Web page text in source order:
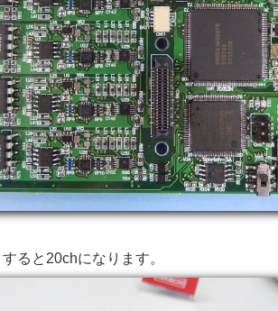
ると20chになります。